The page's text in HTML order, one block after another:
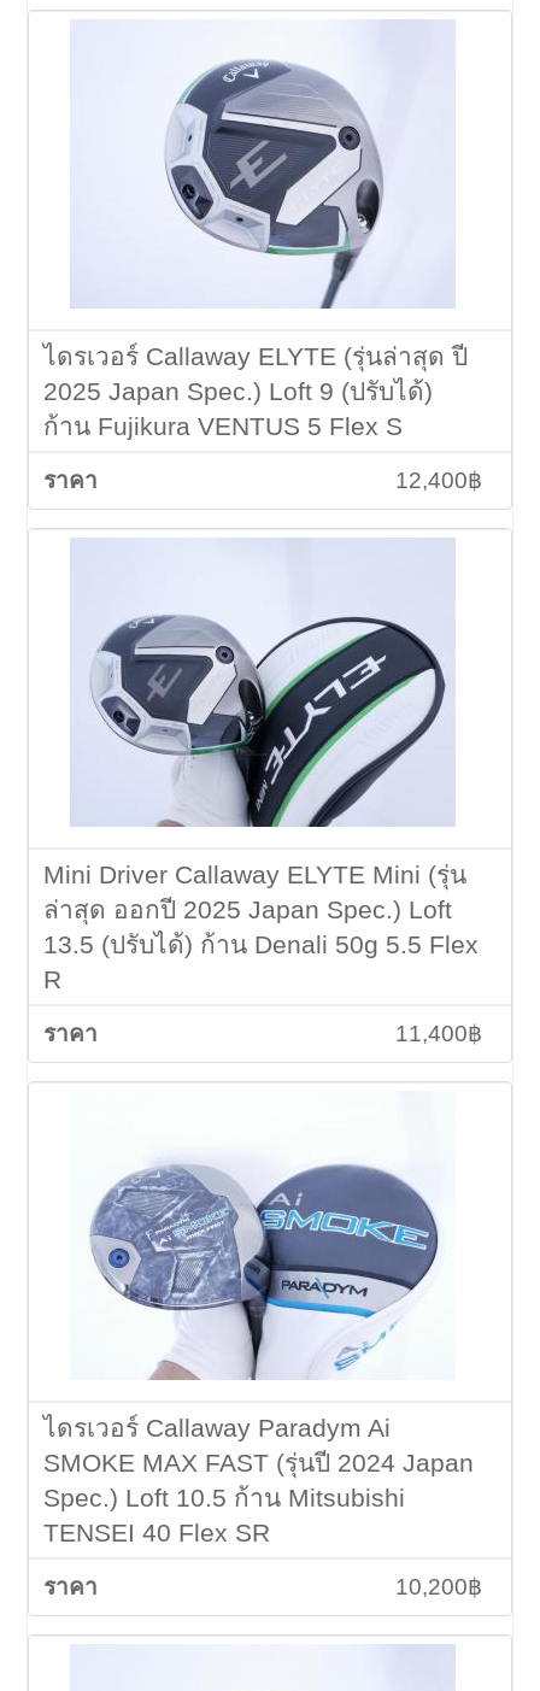
ไดรเวอร์ Callaway ELYTE (รุ่นล่าสุด ปี
2025 Japan Spec.) Loft 9 (ปรับได้)
ก้าน Fujikura VENTUS 5 Flex S
12,400฿
Mini Driver Callaway ELYTE Mini (รุ่น
ล่าสุด ออกปี 2025 Japan Spec.) Loft
13.5 (ปรับได้) ก้าน Denali 50g 5.5 Flex
R
11,400฿
ไดรเวอร์ Callaway Paradym Ai
SMOKE MAX FAST (รุ่นปี 2024 Japan
Spec.) Loft 10.5 ก้าน Mitsubishi
TENSEI 40 Flex SR
10,200฿